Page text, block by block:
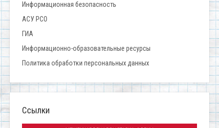
Информационная безопасность
АСУ РСО
ГИА
Информационно-образовательные ресурсы
Политика обработки персональных данных
Ссылки